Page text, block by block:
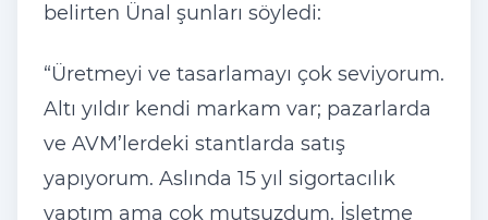
belirten Ünal şunları söyledi:
“Üretmeyi ve tasarlamayı çok seviyorum.
Altı yıldır kendi markam var; pazarlarda
ve AVM’lerdeki stantlarda satış
yapıyorum. Aslında 15 yıl sigortacılık
yaptım ama çok mutsuzdum. İşletme